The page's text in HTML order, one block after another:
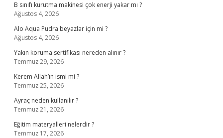
B sınıfı kurutma makinesi çok enerji yakar mı ?
Ağustos 4, 2026
Alo Aqua Pudra beyazlar için mi ?
Ağustos 4, 2026
Yakın koruma sertifikası nereden alınır ?
Temmuz 29, 2026
Kerem Allah’ın ismi mi ?
Temmuz 25, 2026
Ayraç neden kullanılır ?
Temmuz 21, 2026
Eğitim materyalleri nelerdir ?
Temmuz 17, 2026